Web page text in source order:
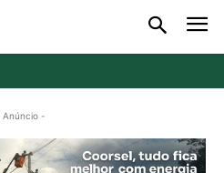
Anúncio -